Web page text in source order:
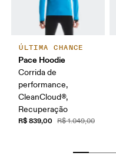
ÚLTIMA CHANCE
Pace Hoodie
Corrida de
performance,
CleanCloud®,
Recuperação
R$ 839,00 R$ 1.049,00